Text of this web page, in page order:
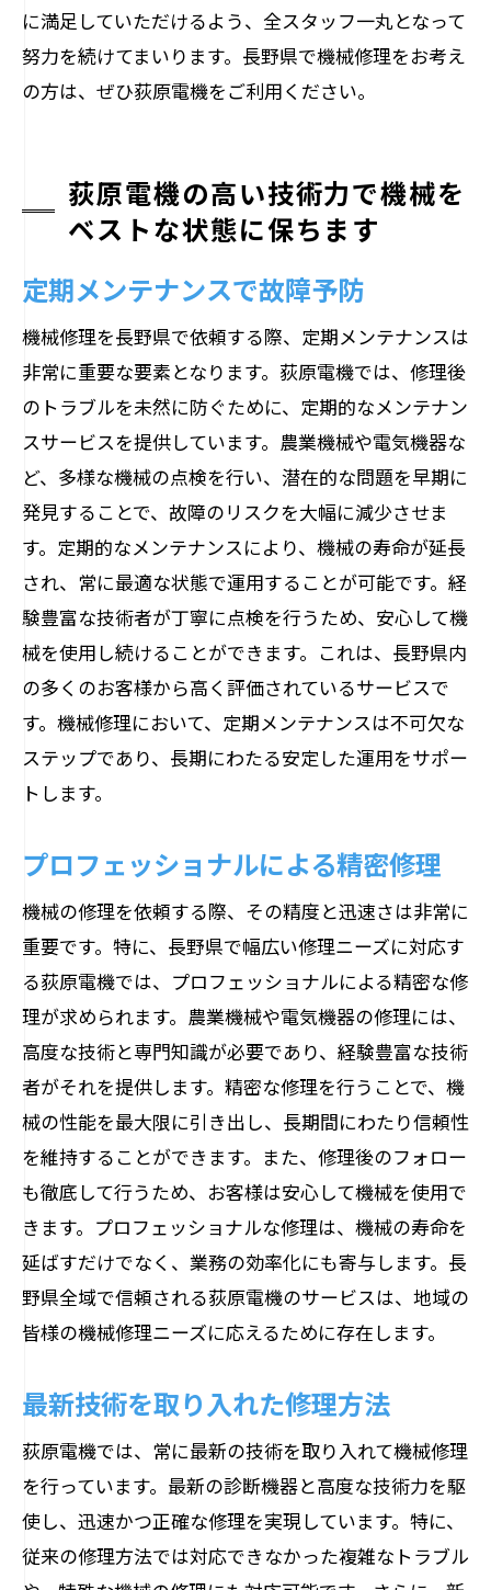
に満足していただけるよう、全スタッフ一丸となって
努力を続けてまいります。長野県で機械修理をお考え
の方は、ぜひ荻原電機をご利用ください。
荻原電機の高い技術力で機械を
ベストな状態に保ちます
定期メンテナンスで故障予防
機械修理を長野県で依頼する際、定期メンテナンスは
非常に重要な要素となります。荻原電機では、修理後
のトラブルを未然に防ぐために、定期的なメンテナン
スサービスを提供しています。農業機械や電気機器な
ど、多様な機械の点検を行い、潜在的な問題を早期に
発見することで、故障のリスクを大幅に減少させま
す。定期的なメンテナンスにより、機械の寿命が延長
され、常に最適な状態で運用することが可能です。経
験豊富な技術者が丁寧に点検を行うため、安心して機
械を使用し続けることができます。これは、長野県内
の多くのお客様から高く評価されているサービスで
す。機械修理において、定期メンテナンスは不可欠な
ステップであり、長期にわたる安定した運用をサポー
トします。
プロフェッショナルによる精密修理
機械の修理を依頼する際、その精度と迅速さは非常に
重要です。特に、長野県で幅広い修理ニーズに対応す
る荻原電機では、プロフェッショナルによる精密な修
理が求められます。農業機械や電気機器の修理には、
高度な技術と専門知識が必要であり、経験豊富な技術
者がそれを提供します。精密な修理を行うことで、機
械の性能を最大限に引き出し、長期間にわたり信頼性
を維持することができます。また、修理後のフォロー
も徹底して行うため、お客様は安心して機械を使用で
きます。プロフェッショナルな修理は、機械の寿命を
延ばすだけでなく、業務の効率化にも寄与します。長
野県全域で信頼される荻原電機のサービスは、地域の
皆様の機械修理ニーズに応えるために存在します。
最新技術を取り入れた修理方法
荻原電機では、常に最新の技術を取り入れて機械修理
を行っています。最新の診断機器と高度な技術力を駆
使し、迅速かつ正確な修理を実現しています。特に、
従来の修理方法では対応できなかった複雑なトラブル